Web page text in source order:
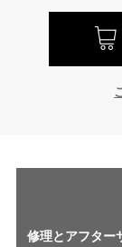
修理とアフター